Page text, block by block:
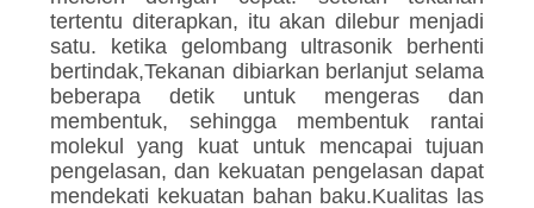
tertentu diterapkan, itu akan dilebur menjadi
satu. ketika gelombang ultrasonik berhenti
bertindak,Tekanan dibiarkan berlanjut selama
beberapa detik untuk mengeras dan
membentuk, sehingga membentuk rantai
molekul yang kuat untuk mencapai tujuan
pengelasan, dan kekuatan pengelasan dapat
mendekati kekuatan bahan baku.Kualitas las